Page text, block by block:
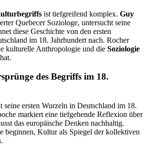
ist tiefgreifend komplex. Guy
Quebecer Soziologe, untersucht seine
diese Geschichte von den ersten
im 18. Jahrhundert nach. Rocher
kulturelle Anthropologie und die Soziologie
des Begriffs im 18.
seine ersten Wurzeln in Deutschland im 18.
markiert eine tiefgehende Reflexion über
das europäische Denken nachhaltig.
beginnen, Kultur als Spiegel der kollektiven